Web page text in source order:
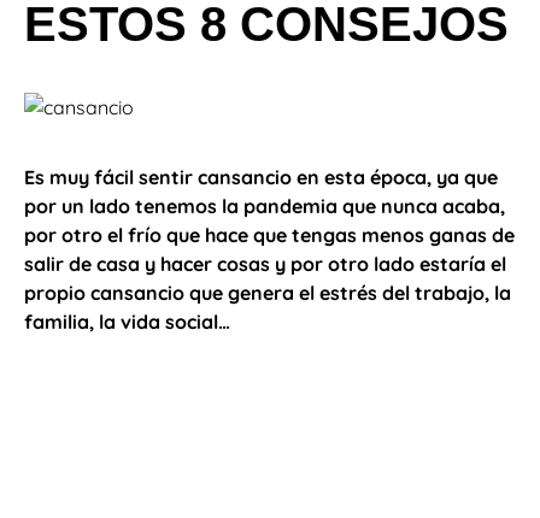
ESTOS 8 CONSEJOS
Es muy fácil sentir cansancio en esta época, ya que
por un lado tenemos la pandemia que nunca acaba,
por otro el frío que hace que tengas menos ganas de
salir de casa y hacer cosas y por otro lado estaría el
propio cansancio que genera el estrés del trabajo, la
familia, la vida social…